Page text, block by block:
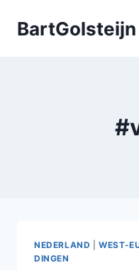
naarBartGolsteijn
NEDERLAND |WEST-
DINGEN